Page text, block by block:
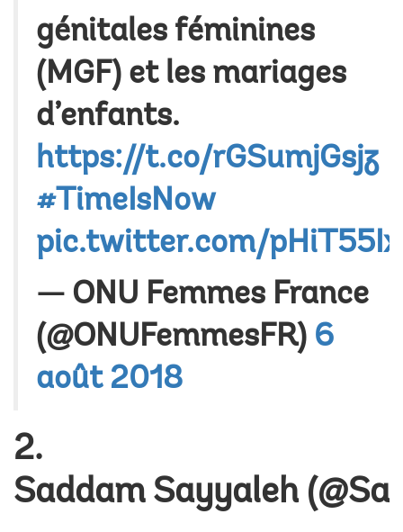
génitales féminines
(MGF) et les mariages
d’enfants.
https://t.co/rGSumjGsjz
#TimeIsNow
pic.twitter.com/
— ONU Femmes France
(@ONUFemmesFR) 6
août 2018
2.
Saddam Sayyaleh (